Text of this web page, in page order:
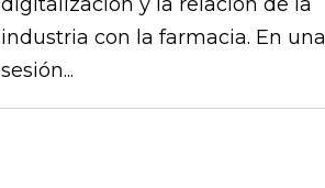
industria con la farmacia. En una
sesión...